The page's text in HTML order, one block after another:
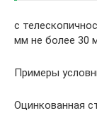
с
мм не более 30
Примеры
Оцинкованная